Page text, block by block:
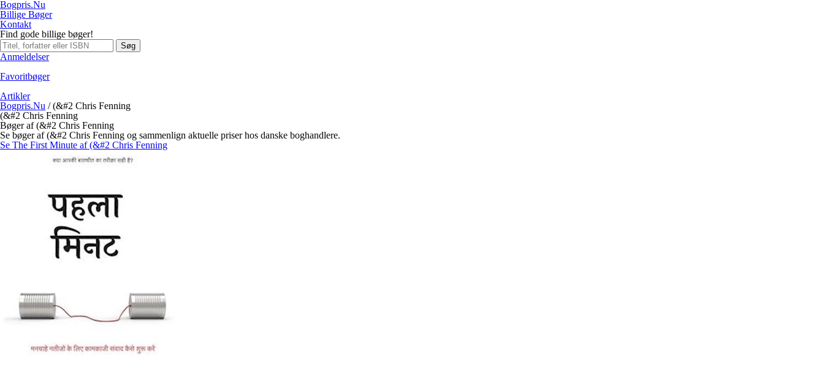
Bogpris.Nu
Billige Bøger
Kontakt
Find gode billige bøger!
Søg
Anmeldelser
Favoritbøger
Artikler
Bogpris.Nu /(&#2 Chris Fenning
(&#2 Chris Fenning
Bøger af (&#2 Chris Fenning
Se bøger af (&#2 Chris Fenning og sammenlign aktuelle priser hos danske boghandlere.
Se The First Minute af (&#2 Chris Fenning